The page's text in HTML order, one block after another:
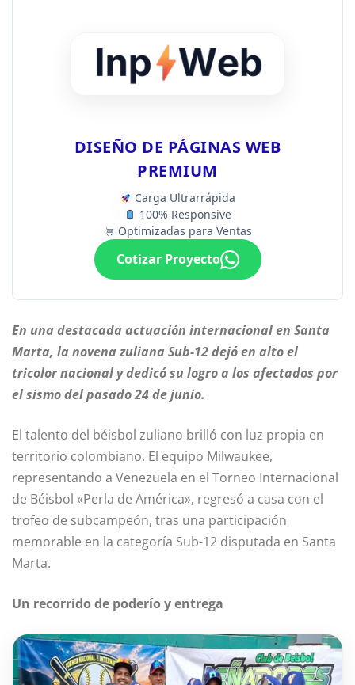
DISEÑO DE PÁGINAS WEB
PREMIUM
Carga Ultrarrápida
100% Responsive
Optimizadas para Ventas
Cotizar Proyecto
En una destacada actuación internacional en Santa
Marta, la novena zuliana Sub-12 dejó en alto el
tricolor nacional y dedicó su logro a los afectados por
el sismo del pasado 24 de junio.
El talento del béisbol zuliano brilló con luz propia en
territorio colombiano. El equipo Milwaukee,
representando a Venezuela en el Torneo Internacional
de Béisbol «Perla de América», regresó a casa con el
trofeo de subcampeón, tras una participación
memorable en la categoría Sub-12 disputada en Santa
Marta.
Un recorrido de poderío y entrega